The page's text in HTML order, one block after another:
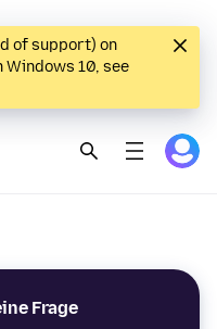
of support) on
10, see
Frage